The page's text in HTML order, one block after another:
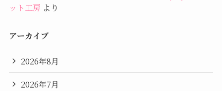
ット工房 より
アーカイブ
2026年8月
2026年7月